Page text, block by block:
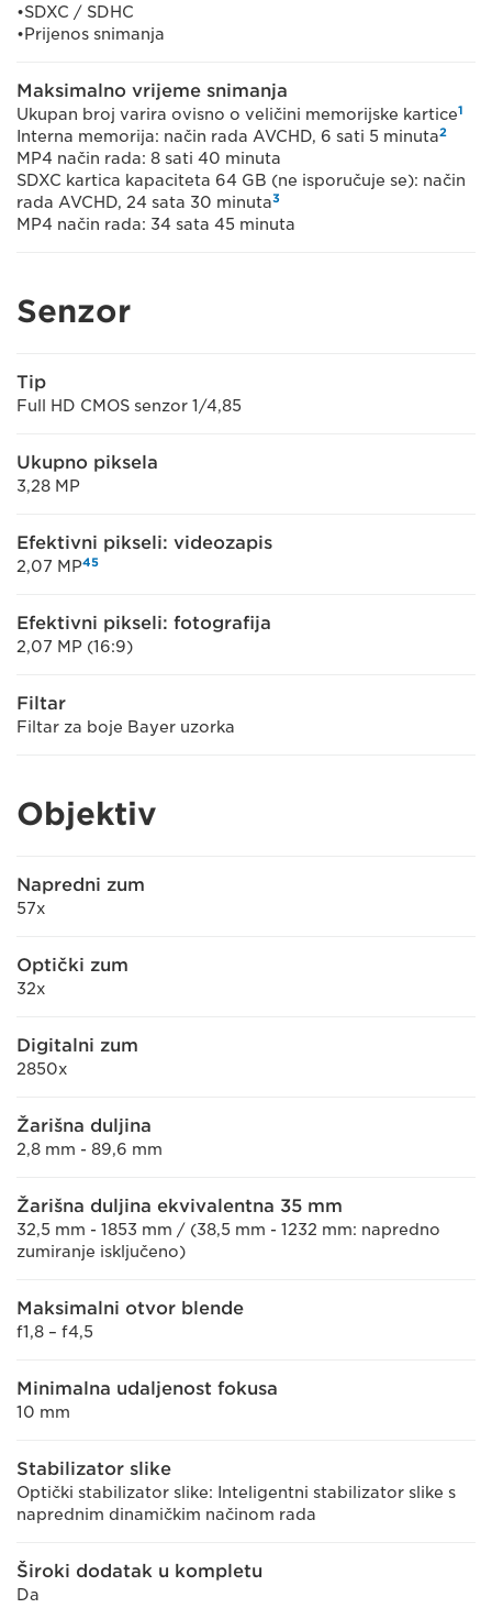
•SDXC / SDHC
•Prijenos snimanja
Maksimalno vrijeme snimanja
Ukupan broj varira ovisno o veličini memorijske kartice1
Interna memorija: način rada AVCHD, 6 sati 5 minuta2
MP4 način rada: 8 sati 40 minuta
SDXC kartica kapaciteta 64 GB (ne isporučuje se): način
rada AVCHD, 24 sata 30 minuta3
MP4 način rada: 34 sata 45 minuta
Senzor
Tip
Full HD CMOS senzor 1/4,85
Ukupno piksela
3,28 MP
Efektivni pikseli: videozapis
2,07 MP45
Efektivni pikseli: fotografija
2,07 MP (16:9)
Filtar
Filtar za boje Bayer uzorka
Objektiv
Napredni zum
57x
Optički zum
32x
Digitalni zum
2850x
Žarišna duljina
2,8 mm - 89,6 mm
Žarišna duljina ekvivalentna 35 mm
32,5 mm - 1853 mm / (38,5 mm - 1232 mm: napredno
zumiranje isključeno)
Maksimalni otvor blende
f1,8 – f4,5
Minimalna udaljenost fokusa
10 mm
Stabilizator slike
Optički stabilizator slike: Inteligentni stabilizator slike s
naprednim dinamičkim načinom rada
Široki dodatak u kompletu
Da